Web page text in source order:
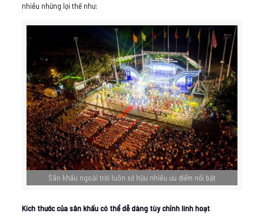
nhiều những lợi thế như:
Sân khấu ngoài trời luôn sở hữu nhiều ưu điểm nổi bật
Kích thước của sân khấu có thể dễ dàng tùy chỉnh linh hoạt